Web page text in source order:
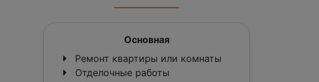
Основная
Ремонт квартиры или комнаты
Отделочные работы